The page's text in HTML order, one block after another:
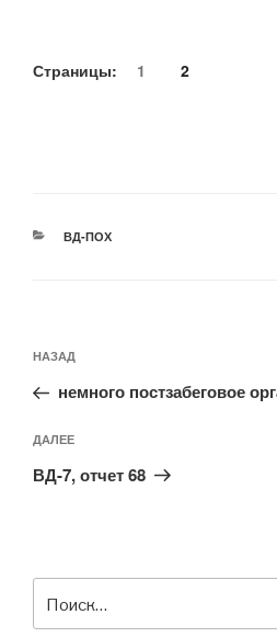
Страницы: 1 2
РУБРИКИ
ВД-ПОХ
по
записям
Предыдущая
запись:
НАЗАД
немного постзабеговое
Следующая
запись
ДАЛЕЕ
ВД-7, отчет 68